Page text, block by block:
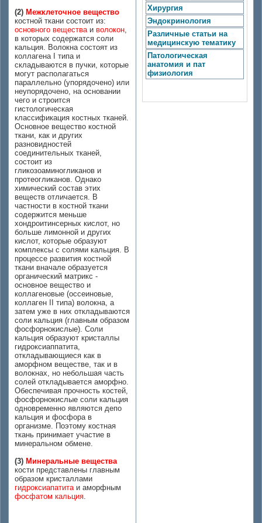
(2) Межклеточное вещество
костной ткани состоит из:
основного веществаи волокон,
в которых содержатся соли
кальция. Волокна состоят из
коллагена I типа и
складываются в пучки, которые
могут располагаться
параллельно (упорядочено) или
неупорядочено, на основании
чего и строится
гистологическая
классификация костных тканей.
Основное вещество костной
ткани, как и других
разновидностей
соединительных тканей,
состоит из
гликозоаминогликанов и
протеогликанов. Однако
химический состав этих
веществ отличается. В
частности в костной ткани
содержится меньше
хондроитинсерных кислот, но
больше лимонной и других
кислот, которые образуют
комплексы с солями кальция. В
процессе развития костной
ткани вначале образуется
органический матрикс -
основное вещество и
коллагеновые (оссеиновые,
коллаген II типа) волокна, а
затем уже в них откладываются
соли кальция (главным образом
фосфорнокислые). Соли
кальция образуют кристаллы
гидроксиаппатита,
откладывающиеся как в
аморфном веществе, так и в
волокнах, но небольшая часть
солей откладывается аморфно.
Обеспечивая прочность костей,
фосфорнокислые соли кальция
одновременно являются депо
кальция и фосфора в
организме. Поэтому костная
ткань принимает участие в
минеральном обмене.
(3) Минеральные вещества
кости представлены главным
образом кристаллами
гидроксиапатитаи аморфным
фосфатом кальция.
Хирургия
Эндокринология
Различные статьи на
медицинскую тематику
Патологическая
анатомия и пат
физиология